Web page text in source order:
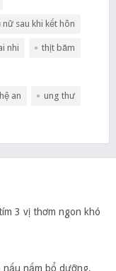
nữ sau khi kết hôn
nhi thịt băm
an ung thư
3 vị thơm ngon khó
nấu nấm bổ dưỡng,